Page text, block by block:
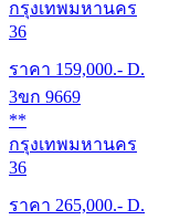
กรุงเทพมหานคร
36
ราคา 159,000.- D.
3ขก 9669
**
กรุงเทพมหานคร
36
ราคา 265,000.- D.